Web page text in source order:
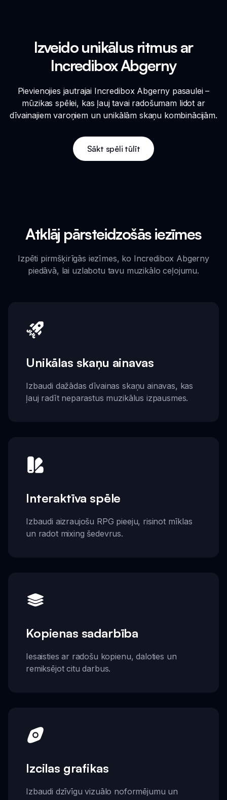
Izveido unikālus ritmus ar
Incredibox Abgerny
Pievienojies jautrajai Incredibox Abgerny pasaulei –
mūzikas spēlei, kas ļauj tavai radošumam lidot ar
dīvainajiem varoņiem un unikālām skaņu kombinācijām.
Sākt spēli tūlīt
Atklāj pārsteidzošās iezīmes
Izpēti pirmšķirīgās iezīmes, ko Incredibox Abgerny
piedāvā, lai uzlabotu tavu muzikālo ceļojumu.
Unikālas skaņu ainavas
Izbaudi dažādas dīvainas skaņu ainavas, kas
ļauj radīt neparastus muzikālus izpausmes.
Interaktīva spēle
Izbaudi aizraujošu RPG pieeju, risinot mīklas
un radot mixing šedevrus.
Kopienas sadarbība
Iesaisties ar radošu kopienu, daloties un
remiksējot citu darbus.
Izcilas grafikas
Izbaudi dzīvīgu vizuālo noformējumu un